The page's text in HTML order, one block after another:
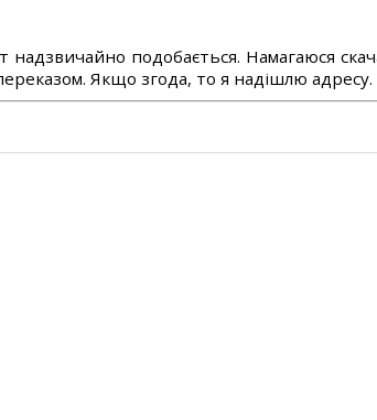
надзвичайно подобається. Намагаюся
Якщо згода, то я надішлю адресу.